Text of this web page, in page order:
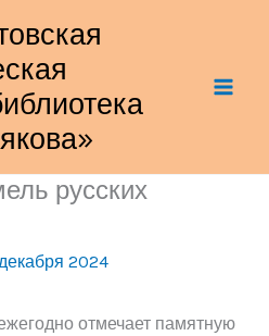
русских
2024
отмечает памятную